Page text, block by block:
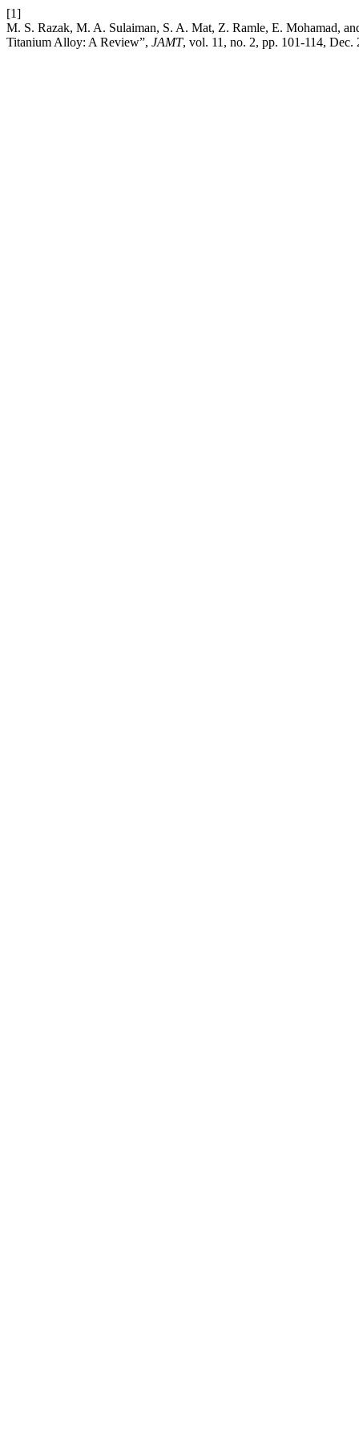
[1]
M. S. Razak, M. A. Sulaiman, S. A. Mat, Z. Ramle, E. Mohamad,
Titanium Alloy: A Review”, JAMT, vol. 11, no. 2, pp. 101-114, Dec.